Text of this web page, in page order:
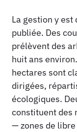
La gestion y
publiée. Des
prélèvent des
huit ans
hectares sont
dirigées,
écologiques.
constituent des
— zones de